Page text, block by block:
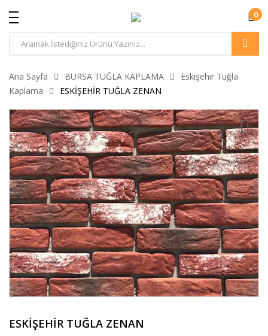
0
Ürün
Ana Sayfa BURSA TUĞLA KAPLAMA
Eskişehir Tuğla
Kaplama
ESKİŞEHİR TUĞLA ZENAN
ESKİŞEHİR TUĞLA ZENAN